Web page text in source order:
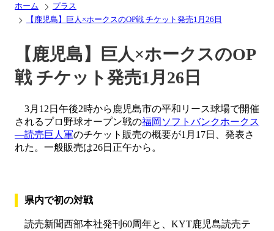
ホーム
プラス
【鹿児島】巨人×ホークスのOP戦 チケット発売1月26日
【鹿児島】巨人×ホークスのOP
戦 チケット発売1月26日
3月12日午後2時から鹿児島市の平和リース球場で開催
されるプロ野球オープン戦の福岡ソフトバンクホークス
―読売巨人軍のチケット販売の概要が1月17日、発表さ
れた。一般販売は26日正午から。
県内で初の対戦
読売新聞西部本社発刊60周年と、KYT鹿児島読売テ